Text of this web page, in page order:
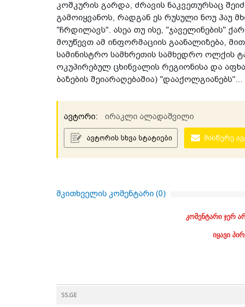
კოშკურის გარდა, ძრავის ნაკვეთურსაც
გამოიყვანოს, რადგან ეს რუსული ნოუ ჰაუ
"ჩრდილავს". ასეა თუ ისე, "ჯაველინების"
მოუწევთ ამ ინფორმაციის გაანალიზება,
სამინისტრო სამხრეთის სამხედრო ოლქის
ოკუპირებულ ცხინვალის რეგიონისა და
ბაზების შეიარაღებაშია) "დააქოლგიანებს"...
ავტორი: ირაკლი ალადაშვილი
ავტორის სხვა სტატიები მისწერე
მკითხველის კომენტარი (0)
კომენტარი ჯერ
იყავი
SS.GE